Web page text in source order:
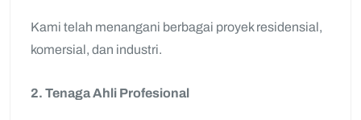
Kami telah menangani berbagai proyek residensial,
komersial, dan industri.
2. Tenaga Ahli Profesional